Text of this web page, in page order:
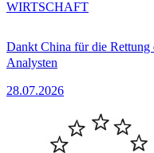
Dankt China für die
Analysten
28.07.2026
WIRTSCHAFT